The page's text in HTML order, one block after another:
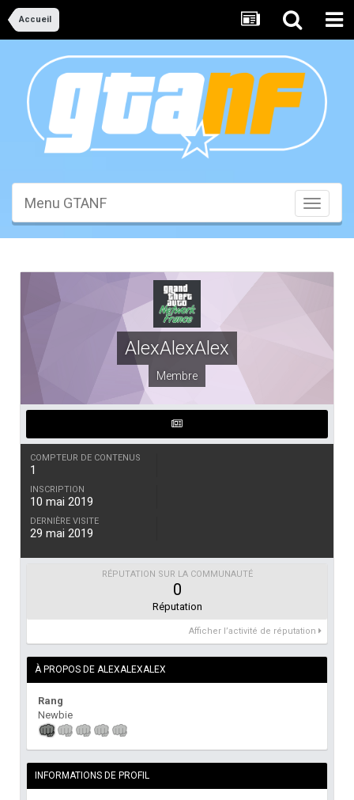
Accueil
Toggle
Menu GTANF
AlexAlexAlex
Membre
COMPTEUR DE CONTENUS
1
INSCRIPTION
10 mai 2019
DERNIÈRE VISITE
29 mai 2019
RÉPUTATION SUR LA COMMUNAUTÉ
0
Réputation
Afficher l’activité de réputation
À PROPOS DE ALEXALEXALEX
Rang
Newbie
INFORMATIONS DE PROFIL